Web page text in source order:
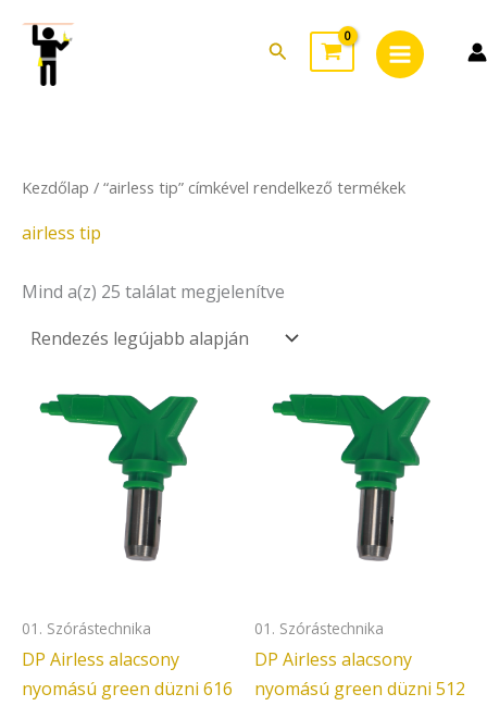
content
Search
Menu
Kezdőlap / “airless tip” címkével rendelkező termékek
airless tip
Mind a(z) 25 találat megjelenítve
latest
01. Szórástechnika
DP Airless alacsony
nyomású green düzni 616
01. Szórástechnika
DP Airless alacsony
nyomású green düzni 512